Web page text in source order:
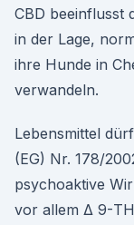
CBD beeinflusst
in der Lage,
ihre Hunde in
verwandeln.
Lebensmittel
(EG) Nr. 178/
psychoaktive
vor allem Δ 9-